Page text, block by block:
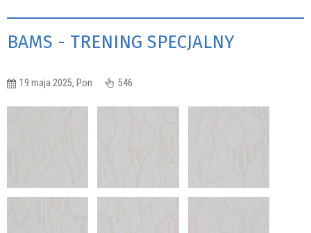
BAMS - TRENING SPECJALNY
19 maja 2025, Pon 546